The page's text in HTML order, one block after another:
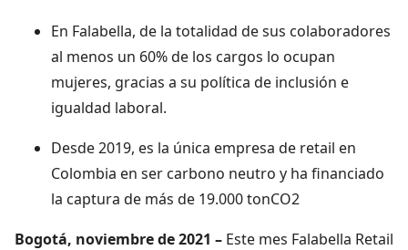
En Falabella, de la totalidad de sus colaboradores
al menos un 60% de los cargos lo ocupan
mujeres, gracias a su política de inclusión e
igualdad laboral.
Desde 2019, es la única empresa de retail en
Colombia en ser carbono neutro y ha financiado
la captura de más de 19.000 tonCO2
Bogotá, noviembre de 2021 – Este mes Falabella Retail